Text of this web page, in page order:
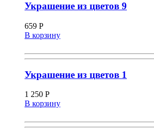
Украшение из цветов 9
659 Р
В корзину
Украшение из цветов 1
1 250 Р
В корзину